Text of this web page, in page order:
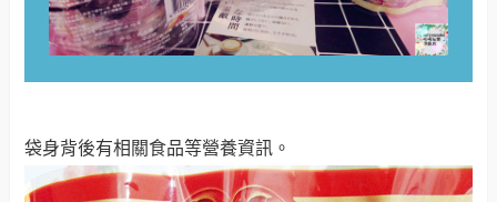
袋身背後有相關食品等營養資訊 。